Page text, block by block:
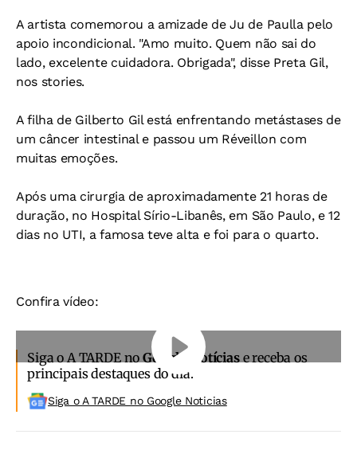
A artista comemorou a amizade de Ju de Paulla pelo
apoio incondicional. "Amo muito. Quem não sai do
lado, excelente cuidadora. Obrigada", disse Preta Gil,
nos stories.
A filha de Gilberto Gil está enfrentando metástases de
um câncer intestinal e passou um Réveillon com
muitas emoções.
Após uma cirurgia de aproximadamente 21 horas de
duração, no Hospital Sírio-Libanês, em São Paulo, e 12
dias no UTI, a famosa teve alta e foi para o quarto.
Confira vídeo:
Siga o A TARDE noGoogle Notíciase receba os
principais destaques do dia.
Siga o A TARDE no Google Noticias